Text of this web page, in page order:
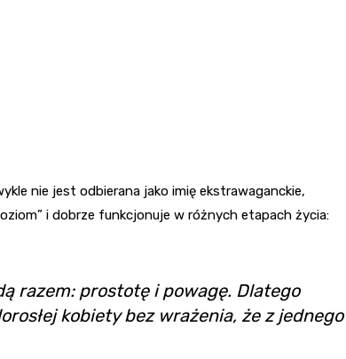
nie jest odbierana jako imię ekstrawaganckie,
i dobrze funkcjonuje w różnych etapach życia:
razem: prostotę i powagę. Dlatego
kobiety bez wrażenia, że z jednego